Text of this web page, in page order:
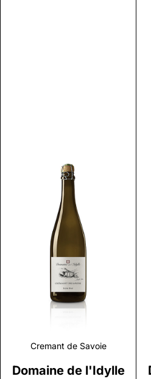
Cremant de Savoie
Domaine de l'Idylle
Discover